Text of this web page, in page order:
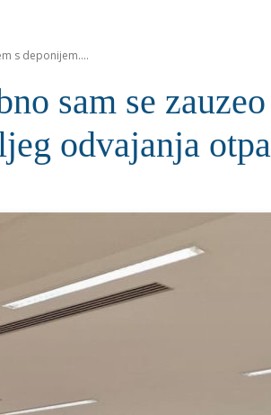
s deponijem....
sam se
odvajanja